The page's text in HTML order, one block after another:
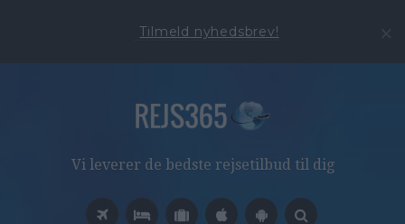
Tilmeld nyhedsbrev!
Vi leverer de bedste rejsetilbud til dig